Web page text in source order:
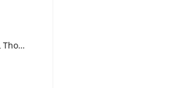
Thor,